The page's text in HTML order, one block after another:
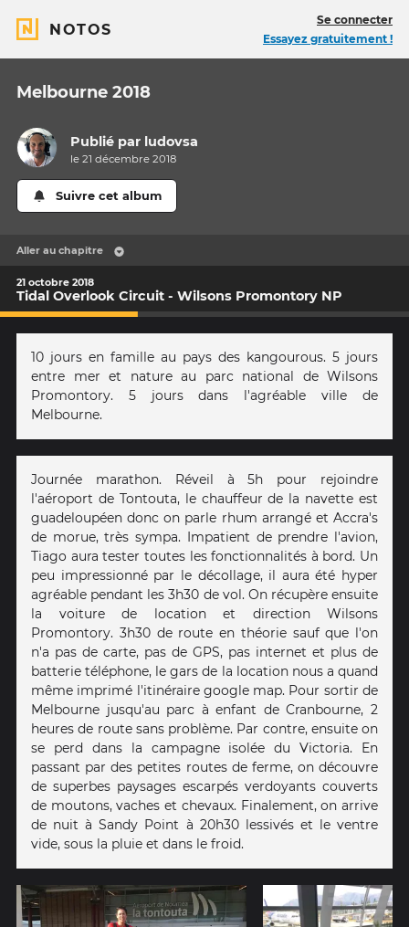
NOTOS
Se connecter
Essayez gratuitement !
Melbourne 2018
Publié par ludovsa
le 21 décembre 2018
Suivre cet album
Aller au chapitre
21 octobre 2018
Tidal Overlook Circuit - Wilsons Promontory NP
10 jours en famille au pays des kangourous. 5 jours
entre mer et nature au parc national de Wilsons
Promontory. 5 jours dans l'agréable ville de
Melbourne.
Journée marathon. Réveil à 5h pour rejoindre
l'aéroport de Tontouta, le chauffeur de la navette est
guadeloupéen donc on parle rhum arrangé et Accra's
de morue, très sympa. Impatient de prendre l'avion,
Tiago aura tester toutes les fonctionnalités à bord. Un
peu impressionné par le décollage, il aura été hyper
agréable pendant les 3h30 de vol. On récupère ensuite
la voiture de location et direction Wilsons
Promontory. 3h30 de route en théorie sauf que l'on
n'a pas de carte, pas de GPS, pas internet et plus de
batterie téléphone, le gars de la location nous a quand
même imprimé l'itinéraire google map. Pour sortir de
Melbourne jusqu'au parc à enfant de Cranbourne, 2
heures de route sans problème. Par contre, ensuite on
se perd dans la campagne isolée du Victoria. En
passant par des petites routes de ferme, on découvre
de superbes paysages escarpés verdoyants couverts
de moutons, vaches et chevaux. Finalement, on arrive
de nuit à Sandy Point à 20h30 lessivés et le ventre
vide, sous la pluie et dans le froid.